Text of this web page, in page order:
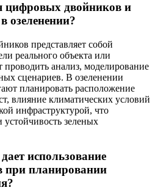
цифровых двойников и
озеленении?
представляет собой
реального объекта или
проводить анализ, моделирование
сценариев. В озеленении
планировать расположение
влияние климатических условий
инфраструктурой, что
зеленых
использование
при планировании